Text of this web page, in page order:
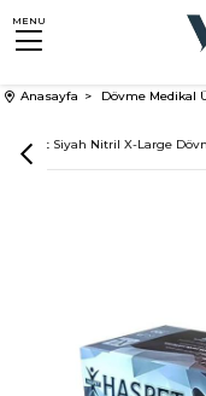
MENU
Anasayfa Dövme Medikal
Haspet Siyah Nitril X-Large